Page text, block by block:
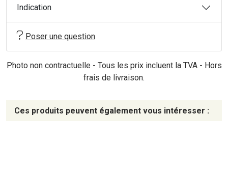
Indication
Poser une question
Photo non contractuelle - Tous les prix incluent la TVA - Hors
frais de livraison.
Ces produits peuvent également vous intéresser :